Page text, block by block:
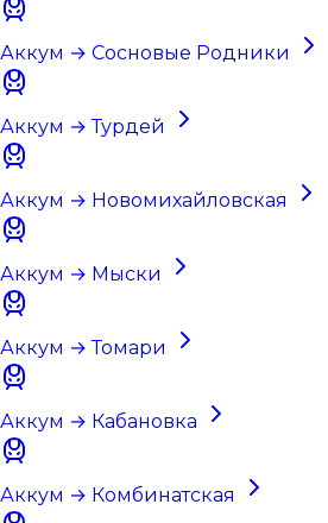
Аккум → Сосновые Родники
Аккум → Турдей
Аккум → Новомихайловская
Аккум → Мыски
Аккум → Томари
Аккум → Кабановка
Аккум → Комбинатская